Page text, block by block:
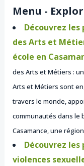
Menu -
Découvrez
des Arts et
école en
des Arts et Métiers :
Arts et Métiers sont
travers le monde,
communautés dans le
Casamance, une
Découvrez les
violences